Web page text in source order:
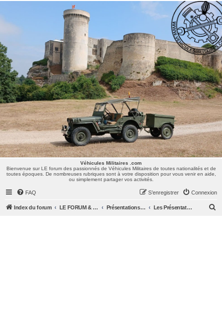
Véhicules Militaires .com
Bienvenue sur LE forum des passionnés de Véhicules Militaires de toutes nationalités et de
toutes époques. De nombreuses rubriques sont à votre disposition pour vous venir en aide,
ou simplement partager vos activités.
Véhicules Militaires .com
Bienvenue sur LE forum des passionnés de Véhicules Militaires de toutes nationalités et de
toutes époques. De nombreuses rubriques sont à votre disposition pour vous venir en aide,
ou simplement partager vos activités.
FAQ Connexion
S’enregistrer
Index du forum LE FORUM & SES MEMBRES Présentations & Anniversaires Les Présentations